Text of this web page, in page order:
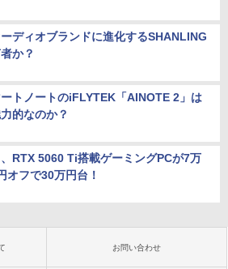
ディオブランドに進化するSHANLING
か？
トノートのiFLYTEK「AINOTE 2」は
的なのか？
RTX 5060 Ti搭載ゲーミングPCが7万
オフで30万円台！
お問い合わせ